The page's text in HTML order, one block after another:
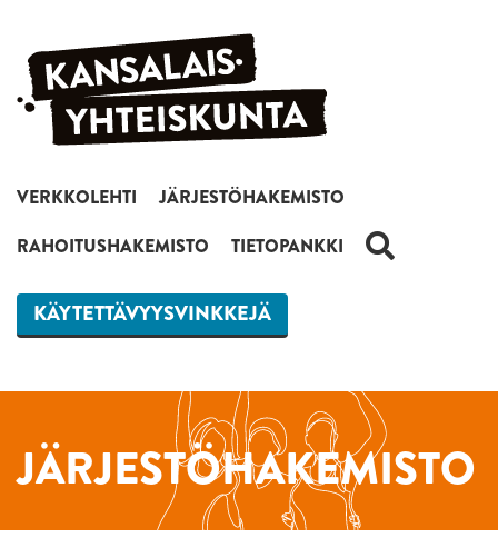
Siirry sisältöön
VERKKOLEHTI
JÄRJESTÖHAKEMISTO
RAHOITUSHAKEMISTO
TIETOPANKKI HAKU
KÄYTETTÄVYYSVINKKEJÄ
JÄRJESTÖHAKEMISTO